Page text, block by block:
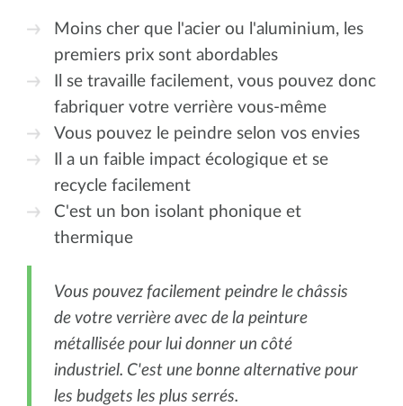
Moins cher que l'acier ou l'aluminium, les
premiers prix sont abordables
Il se travaille facilement, vous pouvez donc
fabriquer votre verrière vous-même
Vous pouvez le peindre selon vos envies
Il a un faible impact écologique et se
recycle facilement
C'est un bon isolant phonique et
thermique
Vous pouvez facilement peindre le châssis
de votre verrière avec de la peinture
métallisée pour lui donner un côté
industriel. C'est une bonne alternative pour
les budgets les plus serrés.